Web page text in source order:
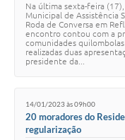
Na última sexta-feira
Municipal de Assistência
Roda de Conversa em
encontro contou com a
comunidades
realizadas duas
presidente da...
14/01/2023 às 09h00
20 moradores do
regularização